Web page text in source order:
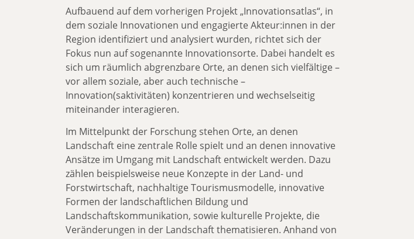
Aufbauend auf dem vorherigen Projekt „Innovationsatlas“, in
dem soziale Innovationen und engagierte Akteur:innen in der
Region identifiziert und analysiert wurden, richtet sich der
Fokus nun auf sogenannte Innovationsorte. Dabei handelt es
sich um räumlich abgrenzbare Orte, an denen sich vielfältige –
vor allem soziale, aber auch technische –
Innovation(saktivitäten) konzentrieren und wechselseitig
miteinander interagieren.
Im Mittelpunkt der Forschung stehen Orte, an denen
Landschaft eine zentrale Rolle spielt und an denen innovative
Ansätze im Umgang mit Landschaft entwickelt werden. Dazu
zählen beispielsweise neue Konzepte in der Land- und
Forstwirtschaft, nachhaltige Tourismusmodelle, innovative
Formen der landschaftlichen Bildung und
Landschaftskommunikation, sowie kulturelle Projekte, die
Veränderungen in der Landschaft thematisieren. Anhand von